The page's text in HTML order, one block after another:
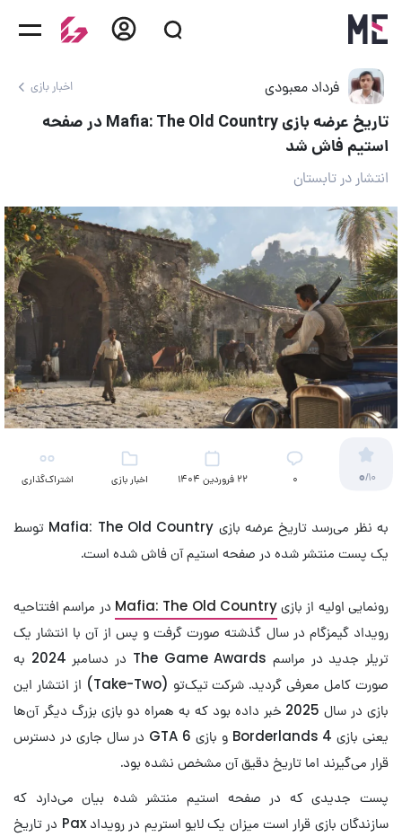
فرداد معبودی اخبار بازی
تاریخ عرضه بازی Mafia: The Old Country در صفحه
استیم فاش شد
انتشار در تابستان
0/10 ۰ 22 فروردین 1404 اخبار بازی اشتراک‌گذاری
به نظر می‌رسد تاریخ عرضه بازی Mafia: The Old Country توسط
یک پست منتشر شده در صفحه استیم آن فاش شده است.
رونمایی اولیه از بازیMafia: The Old Country در مراسم افتتاحیه
رویداد گیمزگام در سال گذشته صورت گرفت و پس از آن با انتشار یک
تریلر جدید در مراسم The Game Awards در دسامبر 2024 به
صورت کامل معرفی گردید. شرکت تیک‌تو (Take-Two) از انتشار این
بازی در سال 2025 خبر داده بود که به همراه دو بازی بزرگ دیگر آن‌ها
یعنی بازی Borderlands 4 و بازی GTA 6 در سال جاری در دسترس
قرار می‌گیرند اما تاریخ دقیق آن مشخص نشده بود.
پست جدیدی که در صفحه استیم منتشر شده بیان می‌دارد که
سازندگان بازی قرار است میزان یک لایو استریم در رویداد Pax در تاریخ